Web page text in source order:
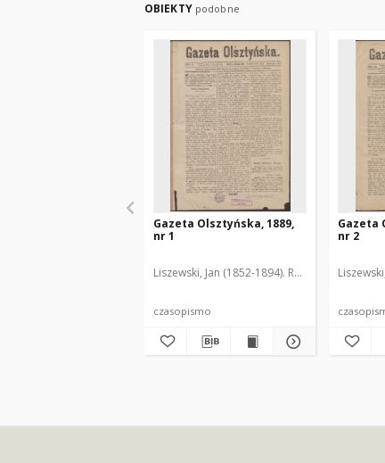
OBIEKTY podobne
Gazeta Olsztyńska, 1889,
nr 1
Liszewski, Jan (1852-1894). Red.
czasopismo
Gazeta
nr 2